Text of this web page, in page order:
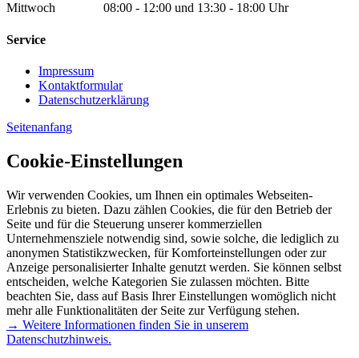
Mittwoch 08:00 - 12:00 und 13:30 - 18:00 Uhr
Service
Impressum
Kontaktformular
Datenschutzerklärung
Seitenanfang
Cookie-Einstellungen
Wir verwenden Cookies, um Ihnen ein optimales Webseiten-
Erlebnis zu bieten. Dazu zählen Cookies, die für den Betrieb der
Seite und für die Steuerung unserer kommerziellen
Unternehmensziele notwendig sind, sowie solche, die lediglich zu
anonymen Statistikzwecken, für Komforteinstellungen oder zur
Anzeige personalisierter Inhalte genutzt werden. Sie können selbst
entscheiden, welche Kategorien Sie zulassen möchten. Bitte
beachten Sie, dass auf Basis Ihrer Einstellungen womöglich nicht
mehr alle Funktionalitäten der Seite zur Verfügung stehen.
→ Weitere Informationen finden Sie in unserem
Datenschutzhinweis.